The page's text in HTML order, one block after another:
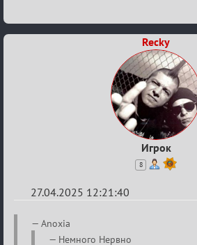
Recky
Игрок
8
27.04.2025 12:21:40
Re:
Разговоры
Anoxia
Немного Нервно